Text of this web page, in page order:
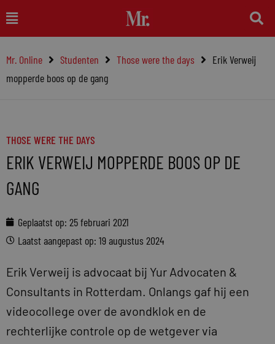
naar
inhoud
Main
Menu
Mr. Online Studenten Those were the days
Erik Verweij
mopperde boos op de gang
THOSE WERE THE DAYS
ERIK VERWEIJ MOPPERDE BOOS OP DE
GANG
Geplaatst op: 25 februari 2021
Laatst aangepast op: 19 augustus 2024
Erik Verweij is advocaat bij Yur Advocaten &
Consultants in Rotterdam. Onlangs gaf hij een
videocollege over de avondklok en de
rechterlijke controle op de wetgever via